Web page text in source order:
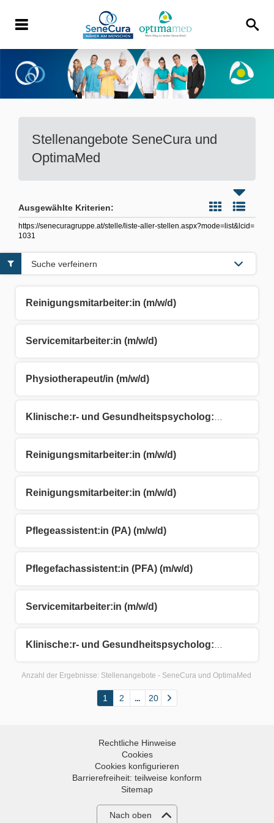
Stellenangebote SeneCura und
OptimaMed
Ausgewählte Kriterien:
https://senecuragruppe.at/stelle/liste-aller-stellen.aspx?mode=list&lcid=
1031
Reinigungsmitarbeiter:in (m/w/d)
Servicemitarbeiter:in (m/w/d)
Physiotherapeut/in (m/w/d)
Reinigungsmitarbeiter:in (m/w/d)
Reinigungsmitarbeiter:in (m/w/d)
Pflegeassistent:in (PA) (m/w/d)
Pflegefachassistent:in (PFA) (m/w/d)
Servicemitarbeiter:in (m/w/d)
Suche verfeinern
Anzahl der Ergebnisse: Stellenangebote - SeneCura und OptimaMed
1 2 20
Rechtliche Hinweise
Cookies
Cookies konfigurieren
Barrierefreiheit: teilweise konform
Sitemap
Nach oben